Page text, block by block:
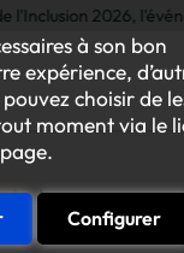
à son bon
expérience,
choisir de
moment via le
Configurer
2026,
Accompagner